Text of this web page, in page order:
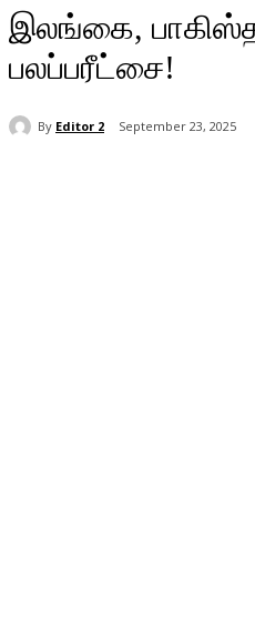
இலங்கை,
பலப்பரீட்சை!
By Editor 2 September 23, 2025